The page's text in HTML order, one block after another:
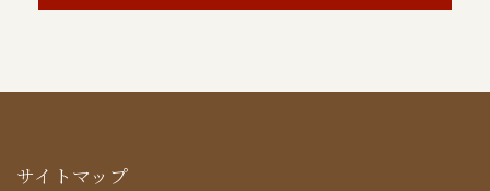
サイトマップ